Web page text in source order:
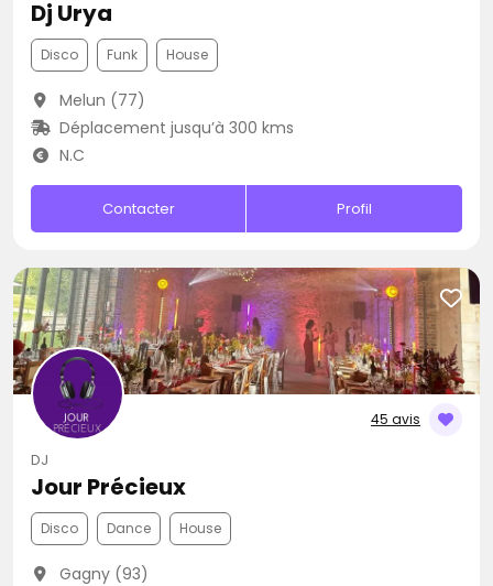
Dj Urya
Disco Funk House
Melun (77)
Déplacement jusqu’à 300 kms
N.C
Contacter Profil
45 avis
DJ
Jour Précieux
Disco Dance House
Gagny (93)